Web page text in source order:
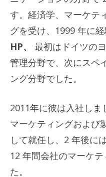
す。経済学、マーケテ
グを受け、1999 年に経
HP、
最初はドイツの
管理分野で、次にスペ
ング分野でした。
2011年に彼は入社しま
マーケティングおよび
して就任し、2 年後に
12 年間会社のマーケ
た。